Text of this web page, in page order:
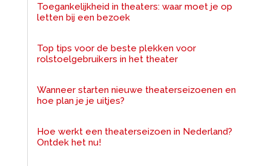
Toegankelijkheid in theaters: waar moet je op
letten bij een bezoek
Top tips voor de beste plekken voor
rolstoelgebruikers in het theater
Wanneer starten nieuwe theaterseizoenen en
hoe plan je je uitjes?
Hoe werkt een theaterseizoen in Nederland?
Ontdek het nu!